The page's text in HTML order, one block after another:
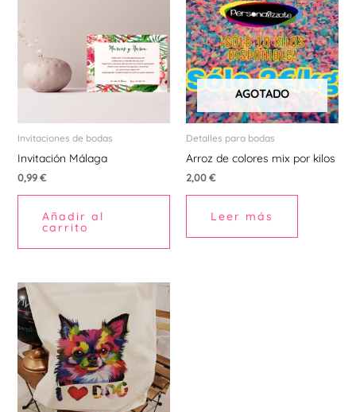
Invitaciones de bodas
Invitación Málaga
0,99€
Añadir al
carrito
AGOTADO
Detalles para bodas
Arroz de colores mix por kilos
2,00€
Leer más